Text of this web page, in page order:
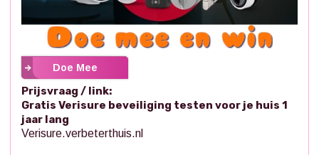
Doe Mee
Prijsvraag / link:
Gratis Verisure beveiliging testen voor je huis 1
jaar lang
Verisure.verbeterthuis.nl